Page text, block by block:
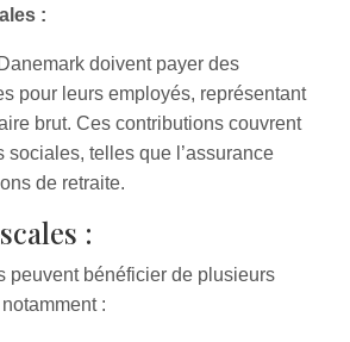
:
doivent payer des
pour leurs employés, représentant
brut. Ces contributions couvrent
sociales, telles que l’assurance
de retraite.
:
peuvent bénéficier de plusieurs
: